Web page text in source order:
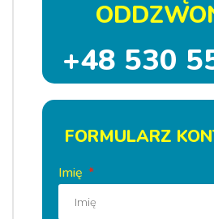
+48 530
FORMULARZ
Imię